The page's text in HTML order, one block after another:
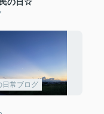
の日☆
日常ブログ